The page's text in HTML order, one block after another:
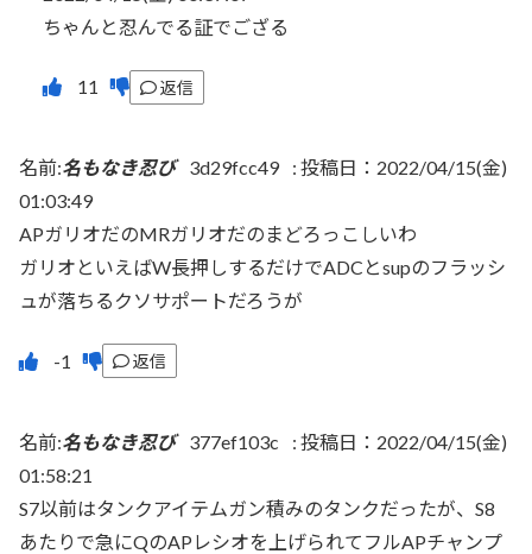
ちゃんと忍んでる証でござる
返信
名前:名もなき忍び 3d29fcc49 : 投稿日：2022/04/15(金)
01:03:49
APガリオだのMRガリオだのまどろっこしいわ
ガリオといえばW長押しするだけでADCとsupのフラッシ
ュが落ちるクソサポートだろうが
返信
名前:名もなき忍び 377ef103c : 投稿日：2022/04/15(金)
01:58:21
S7以前はタンクアイテムガン積みのタンクだったが、S8
あたりで急にQのAPレシオを上げられてフルAPチャンプ